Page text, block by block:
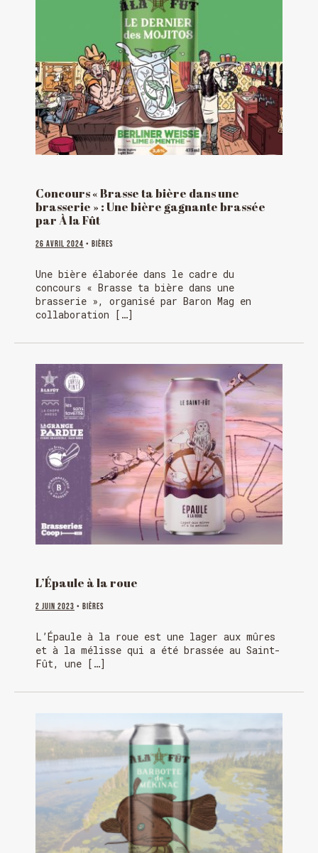
Concours « Brasse ta bière dans une
brasserie » : Une bière gagnante brassée
par À la Fût
26 avril 2024 • Bières
Une bière élaborée dans le cadre du
concours « Brasse ta bière dans une
brasserie », organisé par Baron Mag en
collaboration […]
L’Épaule à la roue
2 juin 2023 • Bières
L’Épaule à la roue est une lager aux mûres
et à la mélisse qui a été brassée au Saint-
Fût, une […]